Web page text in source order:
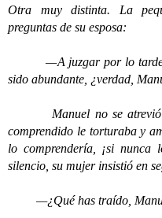
Otra muy distinta. La
preguntas de su esposa:
—A juzgar por lo tarde
sido abundante, ¿verdad,
Manuel no se atrevió a
comprendido le torturaba y
lo comprendería, ¡si nunca
silencio, su mujer insistió en
—¿Qué has traído,